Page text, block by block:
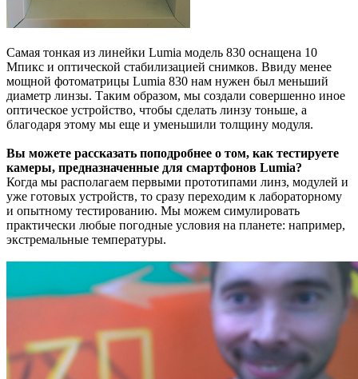
Самая тонкая из линейки Lumia модель 830 оснащена 10
Мпикс и оптической стабилизацией снимков. Ввиду менее
мощной фотоматрицы Lumia 830 нам нужен был меньший
диаметр линзы. Таким образом, мы создали совершенно иное
оптическое устройство, чтобы сделать линзу тоньше, а
благодаря этому мы еще и уменьшили толщину модуля.
Вы можете рассказать поподробнее о том, как тестируете
камеры, предназначенные для смартфонов Lumia?
Когда мы располагаем первыми прототипами линз, модулей и
уже готовых устройств, то сразу переходим к лабораторному
и опытному тестированию. Мы можем симулировать
практически любые погодные условия на планете: например,
экстремальные температуры.